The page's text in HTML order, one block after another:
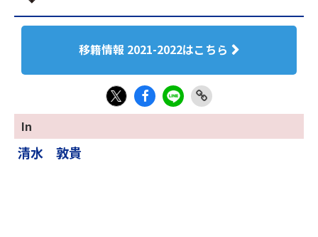
移籍情報 2021-2022はこちら
X
Fac
eb
LIN
E
Link
Copy
In
清水 敦貴